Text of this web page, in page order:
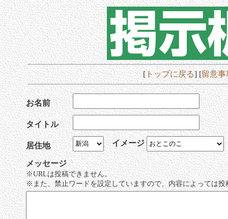
[トップに戻る] [留意事
お名前
タイトル
居住地 イメージ
メッセージ
※URLは投稿できません。
※また、禁止ワードを設定していますので、内容によっては